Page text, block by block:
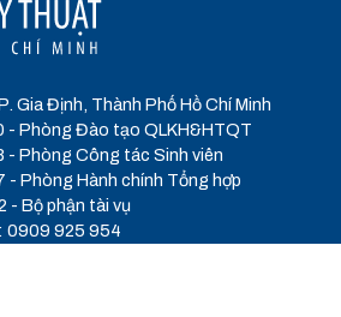
Gia Định, Thành Phố Hồ Chí Minh
- Phòng Đào tạo QLKH&HTQT
Phòng Công tác Sinh viên
Phòng Hành chính Tổng hợp
- Bộ phận tài vụ
0909 925 954